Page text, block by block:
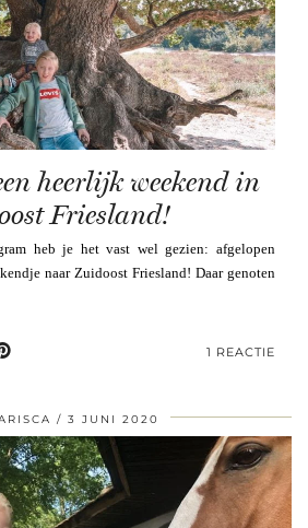
heerlijk weekend in
Friesland!
heb je het vast wel gezien: afgelopen
naar Zuidoost Friesland! Daar genoten
1 REACTIE
3 JUNI 2020